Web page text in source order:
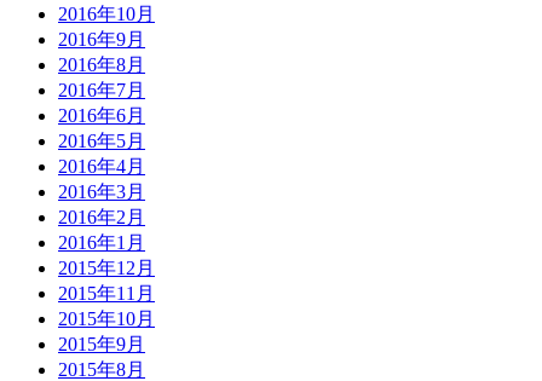
2016年10月
2016年9月
2016年8月
2016年7月
2016年6月
2016年5月
2016年4月
2016年3月
2016年2月
2016年1月
2015年12月
2015年11月
2015年10月
2015年9月
2015年8月